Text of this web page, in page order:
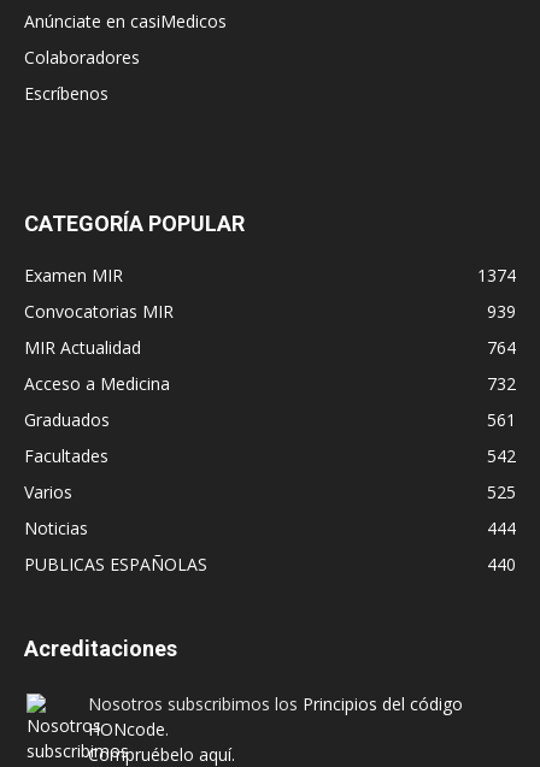
Anúnciate en casiMedicos
Colaboradores
Escríbenos
CATEGORÍA POPULAR
Examen MIR
1374
Convocatorias MIR
939
MIR Actualidad
764
Acceso a Medicina
732
Graduados
561
Facultades
542
Varios
525
Noticias
444
PUBLICAS ESPAÑOLAS
440
Acreditaciones
Nosotros subscribimos los Principios del código
HONcode.
Compruébelo aquí.